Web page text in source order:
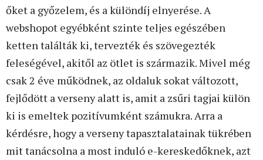
őket a győzelem, és a különdíj elnyerése. A
webshopot egyébként szinte teljes egészében
ketten találták ki, tervezték és szövegezték
feleségével, akitől az ötlet is származik. Mivel még
csak 2 éve működnek, az oldaluk sokat változott,
fejlődött a verseny alatt is, amit a zsűri tagjai külön
ki is emeltek pozitívumként számukra. Arra a
kérdésre, hogy a verseny tapasztalatainak tükrében
mit tanácsolna a most induló e-kereskedőknek, azt